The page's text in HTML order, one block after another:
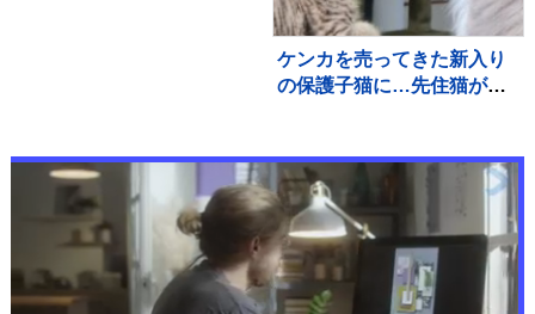
ケンカを売ってきた新入り
の保護子猫に…先住猫が見
ｗ」「怪我しないようにし
ていて偉い」